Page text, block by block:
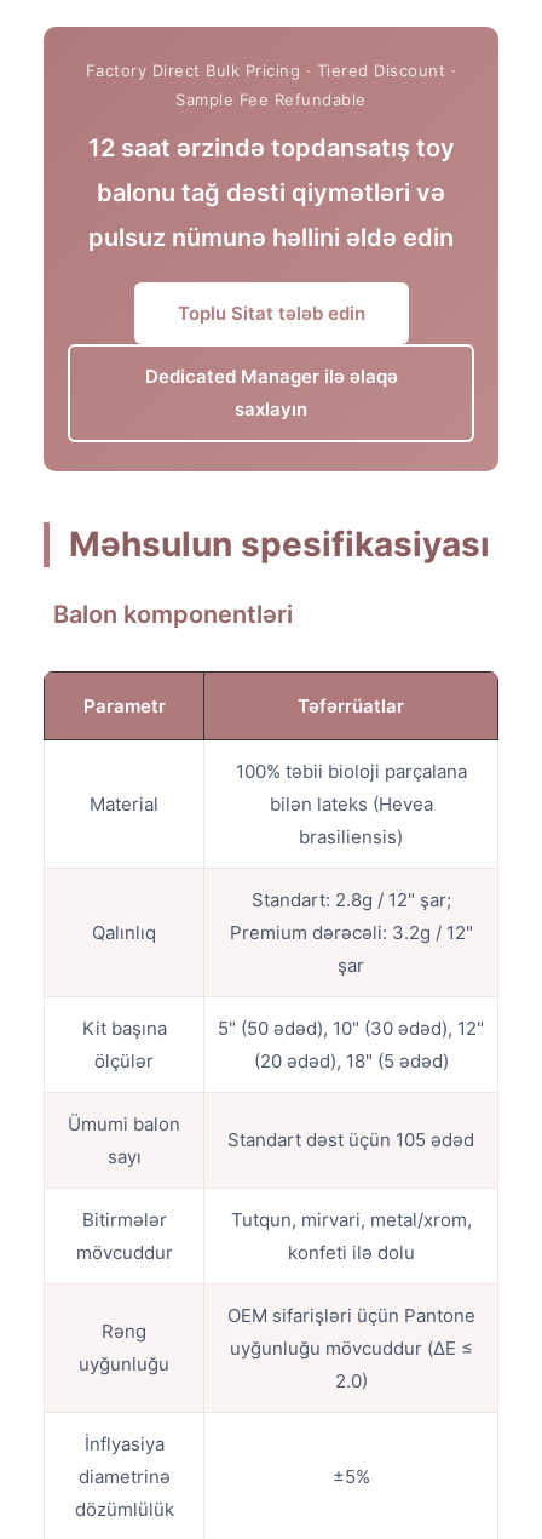
12 saat ərzində topdansatış toy
balonu tağ dəsti qiymətləri və
pulsuz nümunə həllini əldə edin
Toplu Sitat tələb edin
Dedicated Manager ilə əlaqə
saxlayın
Məhsulun spesifikasiyası
Balon komponentləri
Parametr Təfərrüatlar
Material
100% təbii bioloji parçalana
bilən lateks (Hevea
brasiliensis)
Qalınlıq
Standart: 2.8g / 12" şar;
Premium dərəcəli: 3.2g / 12"
şar
Kit başına
ölçülər
5" (50 ədəd), 10" (30 ədəd), 12"
(20 ədəd), 18" (5 ədəd)
Ümumi balon
sayı
Standart dəst üçün 105 ədəd
Bitirmələr
mövcuddur
Tutqun, mirvari, metal/xrom,
konfeti ilə dolu
Rəng
uyğunluğu
OEM sifarişləri üçün Pantone
uyğunluğu mövcuddur (ΔE ≤
2.0)
İnflyasiya
diametrinə
dözümlülük
±5%